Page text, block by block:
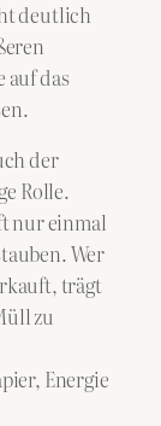
deutlich
auf das
der
Rolle.
nur einmal
Wer
trägt
zu
Energie